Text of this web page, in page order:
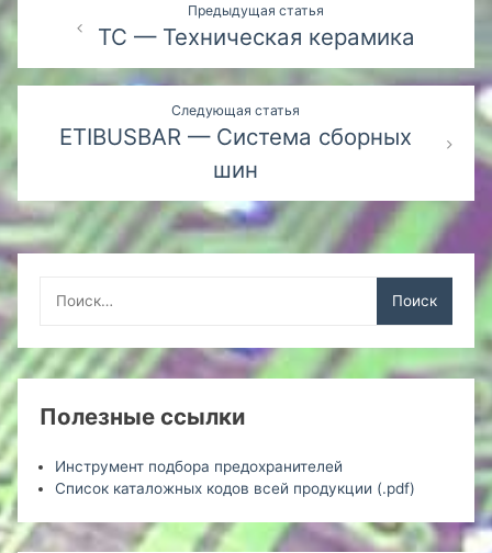
записям
Предыдущая статья
TC — Техническая керамика
Следующая статья
ETIBUSBAR — Система сборных
шин
Полезные ссылки
Инструмент подбора предохранителей
Список каталожных кодов всей продукции (.pdf)